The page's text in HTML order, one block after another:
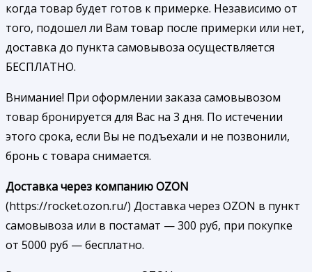
когда товар будет готов к примерке. Независимо от
того, подошел ли Вам товар после примерки или нет,
доставка до пункта самовывоза осуществляется
БЕСПЛАТНО.
Внимание! При оформлении заказа самовывозом
товар бронируется для Вас на 3 дня. По истечении
этого срока, если Вы не подъехали и не позвонили,
бронь с товара снимается.
Доставка через компанию OZON
(https://rocket.ozon.ru/) Доставка через OZON в пункт
самовывоза или в постамат — 300 руб, при покупке
от 5000 руб — бесплатно.